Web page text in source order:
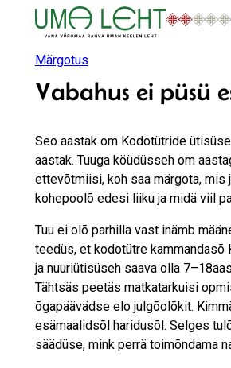
juurdeMärgotus
Vabahus ei püsü
Seo aastak om Kodotütride
aastak. Tuuga köüdüsseh om
ettevõtmiisi, koh saa märgota, mis
kohepoolõ edesi liiku ja midä viil
Tuu ei olõ parhilla vast inämb
teedüs, et kodotütre kammandasõ
ja nuuri­ütisüseh saava olla
Tähtsäs peetäs matkatarkuisi
õgapäävädse elo julgõ­olõkit.
esämaalidsõl haridusõl. Selges
säädüse, mink perrä toimõndama